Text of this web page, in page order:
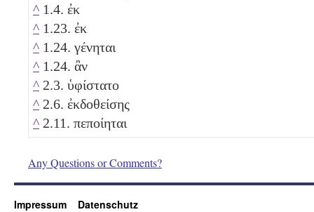
^ 1.4. ἐκ
^ 1.23. ἐκ
^ 1.24. γένηται
^ 1.24. ἂν
^ 2.3. ὑφίστατο
^ 2.6. ἐκδοθείσης
^ 2.11. πεποίηται
Any Questions or Comments?
Impressum Datenschutz